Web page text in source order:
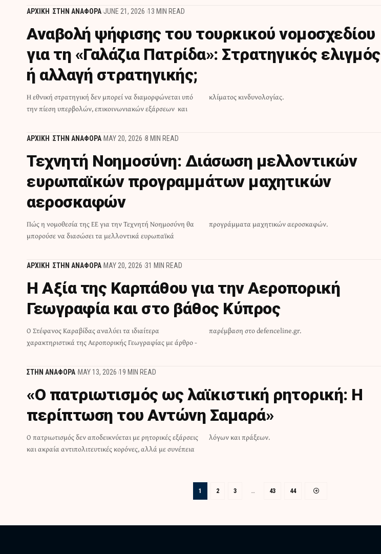
ΑΡΧΙΚΗ ΣΤΗΝ ΑΝΑΦΟΡΑ JUNE 21, 2026 13 MIN READ
Αναβολή ψήφισης του τουρκικού νομοσχεδίου
για τη «Γαλάζια Πατρίδα»: Στρατηγικός ελιγμός
ή αλλαγή στρατηγικής;
Η εθνική στρατηγική δεν μπορεί να διαμορφώνεται υπό
την πίεση υπερβολών, επικοινωνιακών εξάρσεων και
κλίματος κινδυνολογίας.
ΑΡΧΙΚΗ ΣΤΗΝ ΑΝΑΦΟΡΑ MAY 20, 2026 8 MIN READ
Τεχνητή Νοημοσύνη: Διάσωση μελλοντικών
ευρωπαϊκών προγραμμάτων μαχητικών
αεροσκαφών
Πώς η νομοθεσία της ΕΕ για την Τεχνητή Νοημοσύνη θα
μπορούσε να διασώσει τα μελλοντικά ευρωπαϊκά
προγράμματα μαχητικών αεροσκαφών.
ΑΡΧΙΚΗ ΣΤΗΝ ΑΝΑΦΟΡΑ MAY 20, 2026 31 MIN READ
Η Αξία της Καρπάθου για την Αεροπορική
Γεωγραφία και στο βάθος Κύπρος
Ο Στέφανος Καραβίδας αναλύει τα ιδιαίτερα
χαρακτηριστικά της Αεροπορικής Γεωγραφίας με άρθρο -
παρέμβαση στο defenceline.gr.
ΣΤΗΝ ΑΝΑΦΟΡΑ MAY 13, 2026 19 MIN READ
«Ο πατριωτισμός ως λαϊκιστική ρητορική: Η
περίπτωση του Αντώνη Σαμαρά»
O πατριωτισμός δεν αποδεικνύεται με ρητορικές εξάρσεις
και ακραία αντιπολιτευτικές κορόνες, αλλά με συνέπεια
λόγων και πράξεων.
1 2 3 … 43 44